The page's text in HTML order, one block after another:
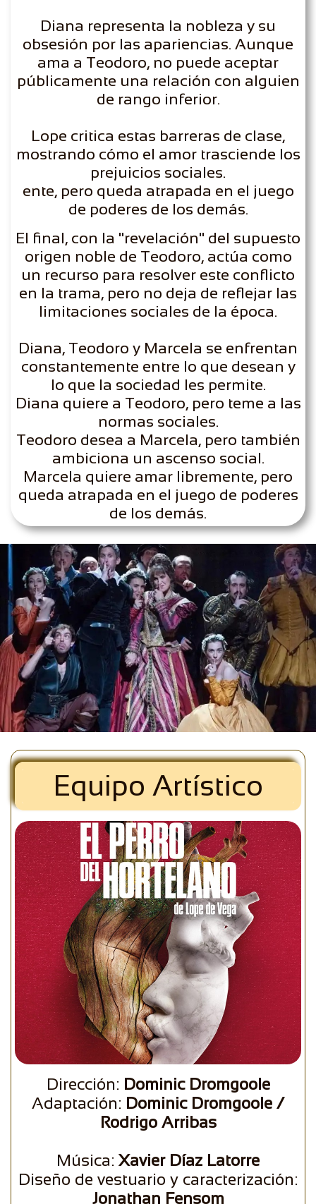
Diana representa la nobleza y su
obsesión por las apariencias. Aunque
ama a Teodoro, no puede aceptar
públicamente una relación con alguien
de rango inferior.
Lope critica estas barreras de clase,
mostrando cómo el amor trasciende los
prejuicios sociales.
​ente, pero queda atrapada en el juego
de poderes de los demás.
El final, con la "revelación" del supuesto
origen noble de Teodoro, actúa como
un recurso para resolver este conflicto
en la trama, pero no deja de reflejar las
limitaciones sociales de la época.
Diana, Teodoro y Marcela se enfrentan
constantemente entre lo que desean y
lo que la sociedad les permite.
Diana quiere a Teodoro, pero teme a las
normas sociales.
Teodoro desea a Marcela, pero también
ambiciona un ascenso social.
Marcela quiere amar libremente, pero
queda atrapada en el juego de poderes
de los demás.
Equipo Artístico
Dirección: Dominic Dromgoole
Adaptación: Dominic Dromgoole /
Rodrigo Arribas
Música: Xavier Díaz Latorre
Diseño de vestuario y caracterización:
Jonathan Fensom